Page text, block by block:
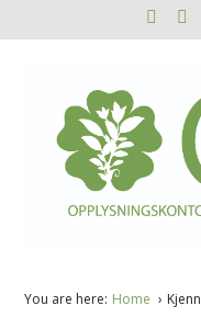
You are here: Home